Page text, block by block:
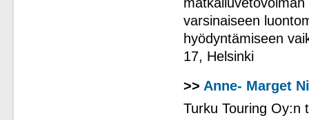
varsinaiseen
hyödyntämiseen
17, Helsinki
>> Anne- Marget
Turku Touring Oy:n